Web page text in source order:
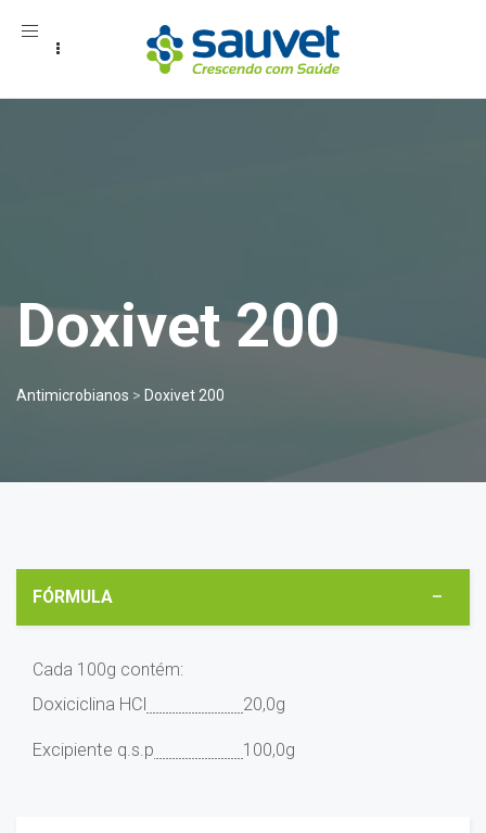
Toggle
Doxivet 200
Antimicrobianos > Doxivet 200
FÓRMULA
Cada 100g contém:
Doxiciclina HCl
20,0g
Excipiente q.s.p 100,0g